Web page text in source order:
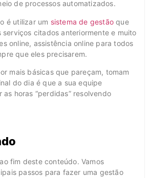
de processos automatizados.
é utilizar um sistema de gestão que
citados anteriormente e muito
online, assistência online para todos
que eles precisarem.
mais básicas que pareçam, tomam
do dia é que a sua equipe
horas “perdidas” resolvendo
fim deste conteúdo. Vamos
passos para fazer uma gestão